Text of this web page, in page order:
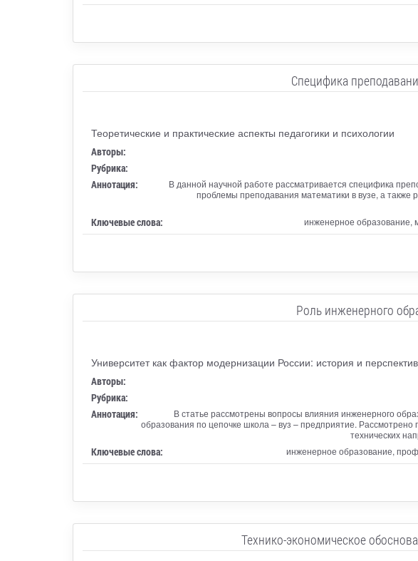
Специфика
Теоретические и практические аспекты педагогики и психологии
Авторы:
Рубрика:
Аннотация:
В данной научной работе рассматривается специфика
проблемы преподавания математики в вузе, а
Ключевые слова: инженерное образование,
Роль инженерного
Университет как фактор модернизации России: история и
Авторы:
Рубрика:
Аннотация:
В статье рассмотрены вопросы влияния инженерного
образования по цепочке школа – вуз – предприятие.
технических
Ключевые слова: инженерное образование,
Технико-экономическое